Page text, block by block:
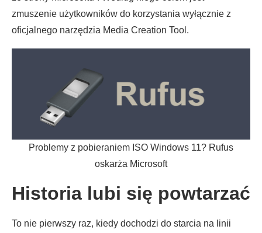
zmuszenie użytkowników do korzystania wyłącznie z
oficjalnego narzędzia Media Creation Tool.
Problemy z pobieraniem ISO Windows 11? Rufus
oskarża Microsoft
Historia lubi się powtarzać
To nie pierwszy raz, kiedy dochodzi do starcia na linii